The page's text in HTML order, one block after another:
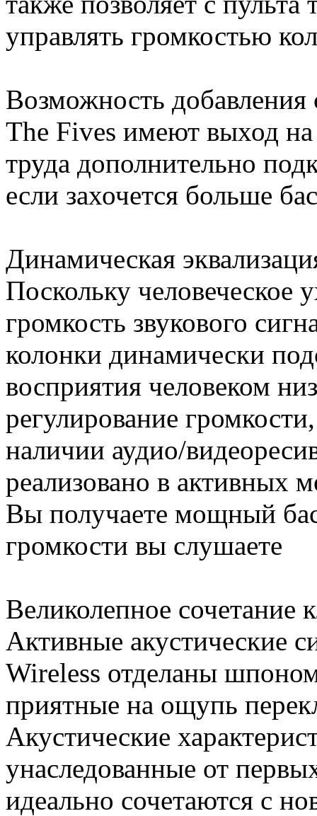
управлять громкостью
Возможность добавления
The Fives имеют выход
труда дополнительно
если захочется больше
Динамическая
Поскольку человеческое
громкость звукового
колонки динамически
восприятия человеком
регулирование
наличии аудио/
реализовано в активных
Вы получаете мощный
громкости вы слушаете
Великолепное сочетание
Активные акустические
Wireless отделаны
приятные на ощупь
Акустические
унаследованные от
идеально сочетаются с